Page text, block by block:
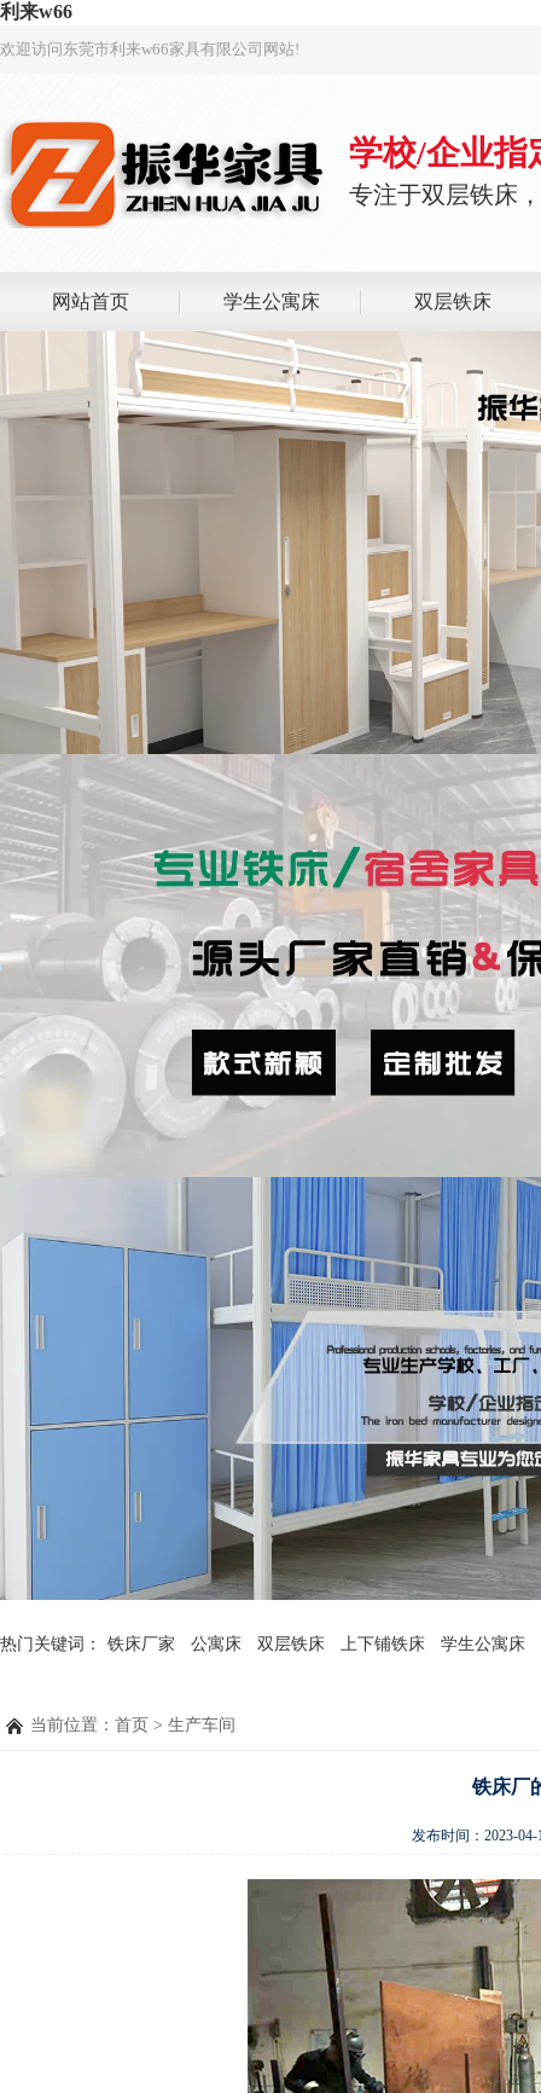
利来w66
欢迎访问东莞市利来w66家具有限公司网站!
学校/企业指
专注于双层铁床
网站首页 学生公寓床 双层铁床
热门关键词： 铁床厂家 公寓床 双层铁床 上下铺铁床 学生公寓床
当前位置： 首页 > 生产车间
铁床厂
发布时间： 2023-